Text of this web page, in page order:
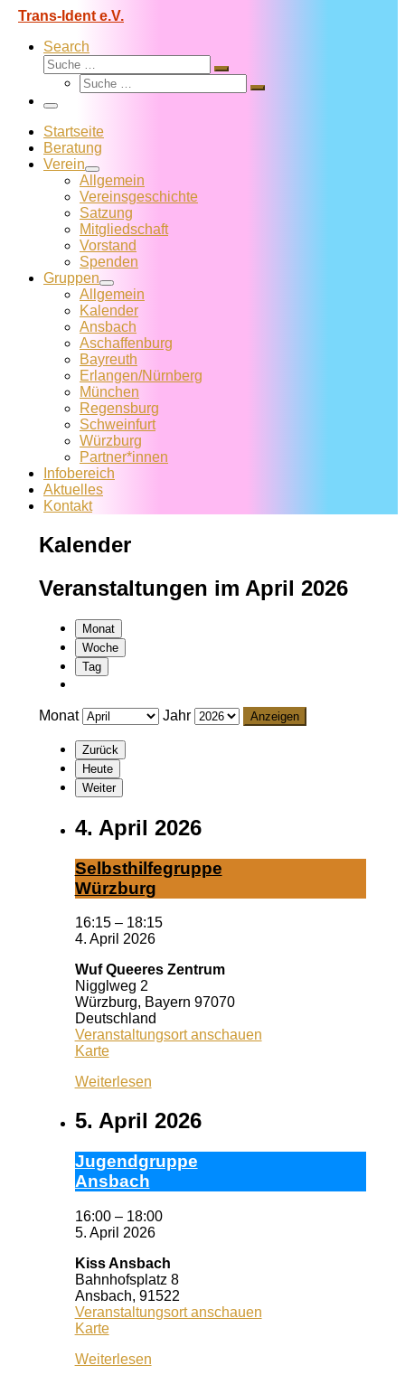
Trans-Ident e.V.
Search
Suche
Suche
Suche
Suche
Menü
Startseite
Beratung
Verein
Allgemein
Vereins­geschichte
Satzung
Mitglied­schaft
Vorstand
Spenden
Gruppen
Allgemein
Kalender
Ansbach
Aschaffenburg
Bayreuth
Erlangen/Nürnberg
München
Regensburg
Schweinfurt
Würzburg
Partner*innen
Infobereich
Aktuelles
Kontakt
Kalender
Veranstaltungen im April 2026
Monat
Woche
Tag
Monat Jahr
Zurück
Heute
Weiter
4. April 2026
Selbst­hil­fe­grup­pe
Würz­burg
16:15 – 18:15
4. April 2026
Wuf Queeres Zentrum
Nigglweg 2
Würzburg, Bayern 97070
Deutschland
Veranstaltungsort anschauen
KarteWuf
Zentrum
Weiterlesen
5. April 2026
Ju­gend­grup­pe
Ans­bach
16:00 – 18:00
5. April 2026
Kiss Ansbach
Bahnhofsplatz 8
Ansbach, 91522
Veranstaltungsort anschauen
KarteKiss
Weiterlesen